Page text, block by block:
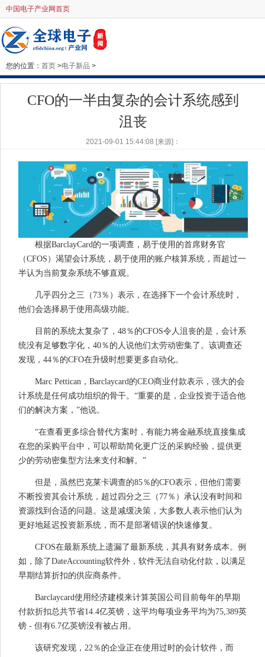
中国电子产业网首页
您的位置： 首页 >电子新品 >
CFO的一半由复杂的会计系统感到
沮丧
2021-09-01 15:44:08 [来源]：
根据BarclayCard的一项调查，易于使用的首席财务官
（CFOS）渴望会计系统，易于使用的账户核算系统，而超过一
半认为当前复杂系统不够直观。
几乎四分之三（73％）表示，在选择下一个会计系统时，
他们会选择易于使用高级功能。
目前的系统太复杂了，48％的CFOS令人沮丧的是，会计系
统没有足够数字化，40％的人说他们太劳动密集了。该调查还
发现，44％的CFO在升级时想要更多自动化。
Marc Pettican，Barclaycard的CEO商业付款表示，强大的会
计系统是任何成功组织的骨干。“重要的是，企业投资于适合他
们的解决方案，”他说。
“在查看更多综合替代方案时，有能力将金融系统直接集成
在您的采购平台中，可以帮助简化更广泛的采购经验，提供更
少的劳动密集型方法来支付和解。”
但是，虽然巴克莱卡调查的85％的CFO表示，但他们需要
不断投资其会计系统，超过四分之三（77％）承认没有时间和
资源找到合适的问题。这是减缓决策，大多数人表示他们认为
更好地延迟投资新系统，而不是部署错误的快速修复。
CFOS在最新系统上遗漏了最新系统，其具有财务成本。例
如，除了DateAccounting软件外，软件无法自动化付款，以满足
早期结算折扣的供应商条件。
Barclaycard使用经济建模来计算英国公司目前每年的早期
付款折扣总共节省14.4亿英镑，这平均每项业务平均为75,389英
镑 - 但有6.7亿英镑没有被占用。
该研究发现，22％的企业正在使用过时的会计软件，而